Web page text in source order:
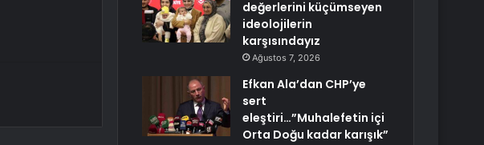
değerlerini küçümseyen
ideolojilerin
karşısındayız
Ağustos 7, 2026
Efkan Ala’dan CHP’ye
sert
eleştiri…”Muhalefetin içi
Orta Doğu kadar karışık”